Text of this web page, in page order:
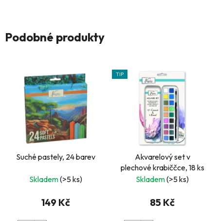
Podobné produkty
Suché pastely, 24 barev
Skladem(>5 ks)
149 Kč
TIP
Akvarelový set v
plechové krabiččce, 18 ks
Skladem(>5 ks)
85 Kč